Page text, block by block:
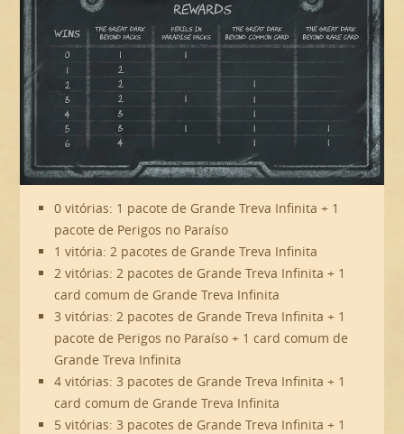
0 vitórias: 1 pacote de Grande Treva Infinita + 1
pacote de Perigos no Paraíso
1 vitória: 2 pacotes de Grande Treva Infinita
2 vitórias: 2 pacotes de Grande Treva Infinita + 1
card comum de Grande Treva Infinita
3 vitórias: 2 pacotes de Grande Treva Infinita + 1
pacote de Perigos no Paraíso + 1 card comum de
Grande Treva Infinita
4 vitórias: 3 pacotes de Grande Treva Infinita + 1
card comum de Grande Treva Infinita
5 vitórias: 3 pacotes de Grande Treva Infinita + 1